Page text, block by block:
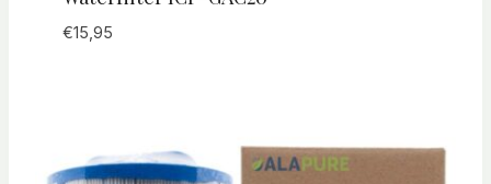
€15,95